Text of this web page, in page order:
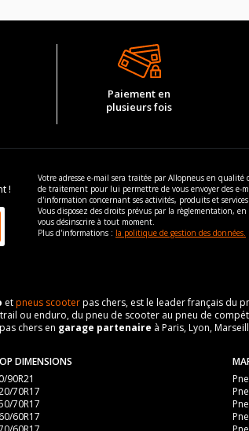
Paiement en
plusieurs fois
!
Votre adresse e-mail sera traitée par Allopneus en qualité
de traitement pour lui permettre de vous envoyer des e-
d'information concernant ses activités, produits et services.
Vous disposez des droits prévus par la règlementation,
vous désinscrire à tout moment.
Plus d'informations : la politique de gestion des données.
etpneus scooterpas chers, est le leader français du
ou enduro, du pneu de scooter au pneu de
chers en garage partenaire à Paris, Lyon,
DIMENSIONS
90R21
70R17
70R17
60R17